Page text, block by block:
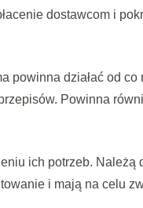
dostawcom i
powinna działać od
Powinna
ich potrzeb. Należą
i mają na celu